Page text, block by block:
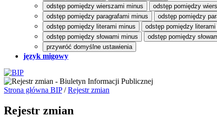
odstęp pomiędzy wierszami minus
odstęp pomiędzy
odstęp pomiędzy paragrafami minus
odstęp pomiędzy
odstęp pomiędzy literami minus
odstęp pomiędzy literami
odstęp pomiędzy słowami minus
odstęp pomiędzy
przywróć domyślne ustawienia
język migowy
Strona główna BIP/Rejestr zmian
Rejestr zmian